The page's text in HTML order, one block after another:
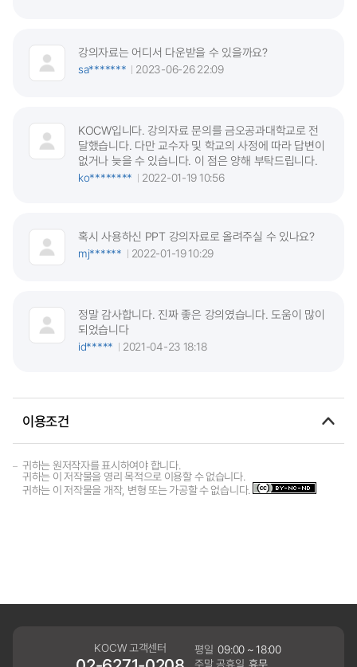
강의자료는 어디서 다운받을 수 있을까요?
sa*******
2023-06-26 22:09
KOCW입니다. 강의자료 문의를 금오공과대학교로 전
달했습니다. 다만 교수자 및 학교의 사정에 따라 답변이
없거나 늦을 수 있습니다. 이 점은 양해 부탁드립니다.
ko********
2022-01-19 10:56
혹시 사용하신 PPT 강의자료로 올려주실 수 있나요?
mj******
2022-01-19 10:29
정말 감사합니다. 진짜 좋은 강의였습니다. 도움이 많이
되었습니다
id*****
2021-04-23 18:18
이용조건
귀하는 원저작자를 표시하여야 합니다.
귀하는 이 저작물을 영리 목적으로 이용할 수 없습니다.
귀하는 이 저작물을 개작, 변형 또는 가공할 수 없습니다.
KOCW 고객센터 평일 09:00 ~ 18:00
주말,공휴일 휴무